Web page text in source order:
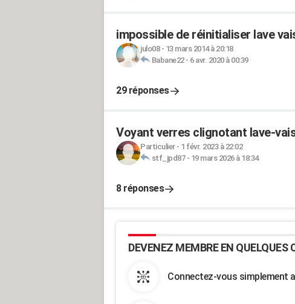
impossible de réinitialiser lave
julo08- 13 mars 2014 à 20:18
Babane22- 6 avr. 2020 à 00:39
29 réponses
Voyant verres clignotant lave-
Particulier- 1 févr. 2023 à 22:02
stf_jpd87- 19 mars 2026 à 18:34
8 réponses
DEVENEZ MEMBRE EN QUELQUES
Connectez-vous simplement